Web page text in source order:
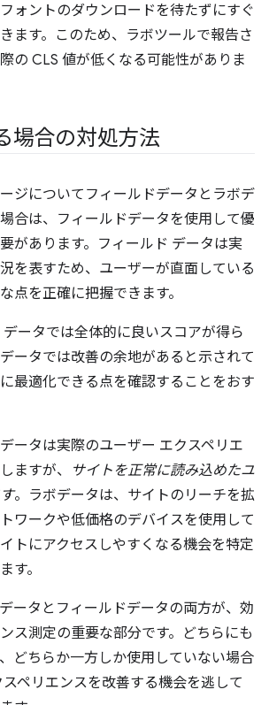
ォントのダウンロードを待たずにすぐ
ます。このため、ラボツールで報告さ
の CLS 値が低くなる可能性がありま
場合の対処方法
ジについてフィールドデータとラボデ
合は、フィールドデータを使用して優
があります。フィールド データは実
を表すため、ユーザーが直面している
点を正確に把握できます。
ータでは全体的に良いスコアが得ら
ータでは改善の余地があると示されて
最適化できる点を確認することをおす
ータは実際のユーザー エクスペリエ
ますが、
サイトを正常に読み込めたユ
。ラボデータは、サイトのリーチを拡
ワークや低価格のデバイスを使用して
トにアクセスしやすくなる機会を特定
す。
ータとフィールドデータの両方が、効
ス測定の重要な部分です。どちらにも
どちらか一方しか使用していない場合
ペリエンスを改善する機会を逃して